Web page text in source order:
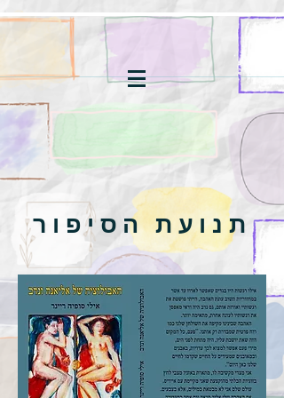
תנועת הסיפור